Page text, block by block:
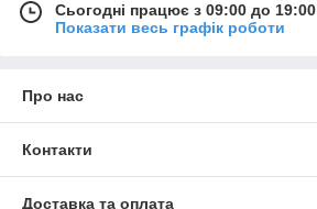
Сьогодні працює з 09:00 до 19:00
Показати весь графік роботи
Про нас
Контакти
Доставка та оплата